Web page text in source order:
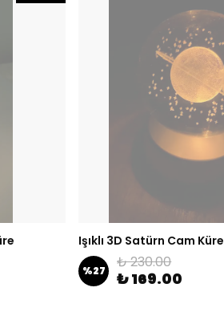
Işıklı 3D Satürn Cam Küre
%27 ₺ 230.00
₺ 169.00